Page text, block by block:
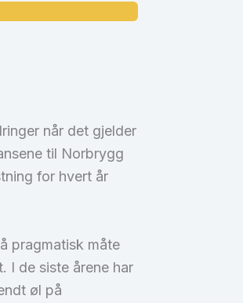
når det gjelder
til Norbrygg
for hvert år
pragmatisk måte
I de siste årene har
øl på